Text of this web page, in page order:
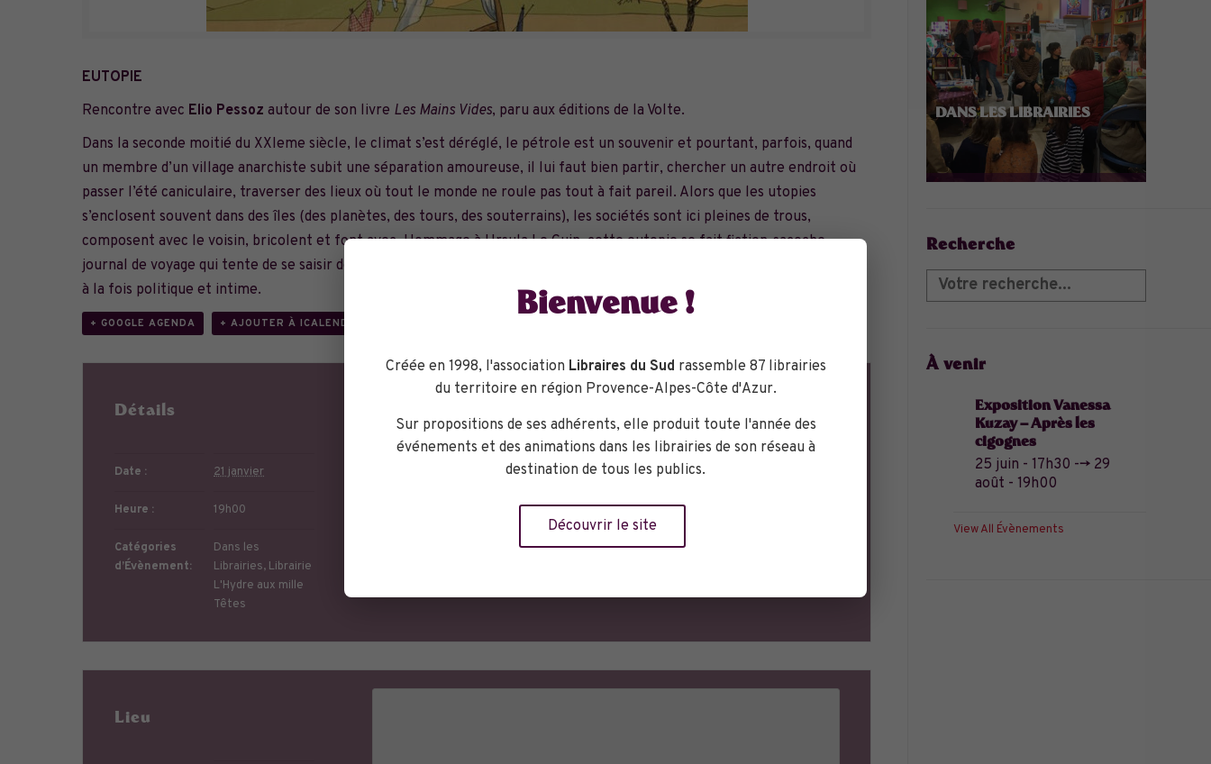
EUTOPIE
Rencontre avec Elio Pessozautour de son livre Les Mains Vides, paru aux éditions de la Volte.
Dans la seconde moitié du XXIeme siècle, le climat s’est déréglé, le pétrole est un souvenir et pourtant, parfois, quand
un membre d’un village anarchiste subit une séparation amoureuse, il lui faut bien partir, chercher un autre endroit où
passer l’été caniculaire, traverser des lieux où tout le monde ne roule pas tout à fait pareil. Alors que les utopies
s’enclosent souvent dans des îles (des planètes, des tours, des souterrains), les sociétés sont ici pleines de trous,
composent avec le voisin, bricolent et font avec. Hommage à Ursula Le Guin, cette eutopie se fait fiction-sacoche,
journal de voyage qui tente de se saisir de la crise climatique pour en exprimer un possible désirable, dans une échappée
à la fois politique et intime.
+ GOOGLE AGENDA + AJOUTER À ICALENDAR
Détails
Date : 21 janvier
Heure : 19h00
Catégories
d’Évènement:
Dans les
Librairies, Librairie
L'Hydre aux mille
Têtes
Organisateur
Librairie L’Hydre
Lieu
DANS LES LIBRAIRIES
Recherche
À venir
Exposition Vanessa
Kuzay – Après les
cigognes
25 juin - 17h30 --> 29
août - 19h00
View All Évènements
Bienvenue !
Créée en 1998, l'association Libraires du Sud rassemble 87 librairies
du territoire en région Provence-Alpes-Côte d'Azur.
Sur propositions de ses adhérents, elle produit toute l'année des
événements et des animations dans les librairies de son réseau à
destination de tous les publics.
Découvrir le site